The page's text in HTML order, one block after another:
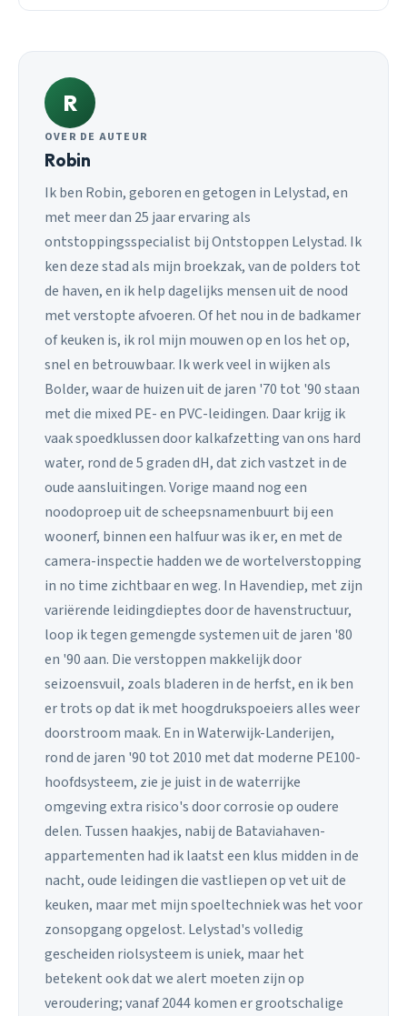
R
OVER DE AUTEUR
Robin
Ik ben Robin, geboren en getogen in Lelystad, en
met meer dan 25 jaar ervaring als
ontstoppingsspecialist bij Ontstoppen Lelystad. Ik
ken deze stad als mijn broekzak, van de polders tot
de haven, en ik help dagelijks mensen uit de nood
met verstopte afvoeren. Of het nou in de badkamer
of keuken is, ik rol mijn mouwen op en los het op,
snel en betrouwbaar. Ik werk veel in wijken als
Bolder, waar de huizen uit de jaren '70 tot '90 staan
met die mixed PE- en PVC-leidingen. Daar krijg ik
vaak spoedklussen door kalkafzetting van ons hard
water, rond de 5 graden dH, dat zich vastzet in de
oude aansluitingen. Vorige maand nog een
noodoproep uit de scheepsnamenbuurt bij een
woonerf, binnen een halfuur was ik er, en met de
camera-inspectie hadden we de wortelverstopping
in no time zichtbaar en weg. In Havendiep, met zijn
variërende leidingdieptes door de havenstructuur,
loop ik tegen gemengde systemen uit de jaren '80
en '90 aan. Die verstoppen makkelijk door
seizoensvuil, zoals bladeren in de herfst, en ik ben
er trots op dat ik met hoogdrukspoeiers alles weer
doorstroom maak. En in Waterwijk-Landerijen,
rond de jaren '90 tot 2010 met dat moderne PE100-
hoofdsysteem, zie je juist in de waterrijke
omgeving extra risico's door corrosie op oudere
delen. Tussen haakjes, nabij de Bataviahaven-
appartementen had ik laatst een klus midden in de
nacht, oude leidingen die vastliepen op vet uit de
keuken, maar met mijn spoeltechniek was het voor
zonsopgang opgelost. Lelystad's volledig
gescheiden riolsysteem is uniek, maar het
betekent ook dat we alert moeten zijn op
veroudering; vanaf 2044 komen er grootschalige